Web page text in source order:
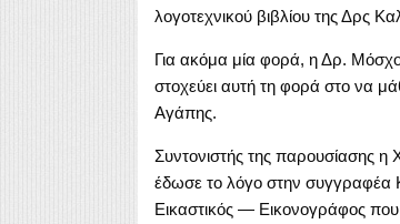
λογοτεχνικού βιβλίου της Δρς
Για ακόμα μία φορά, η Δρ.
στοχεύει αυτή τη φορά στο να
Αγάπης.
Συντονιστής της παρουσίασης
έδωσε το λόγο στην συγγραφέα
Εικαστικός — Εικονογράφος που